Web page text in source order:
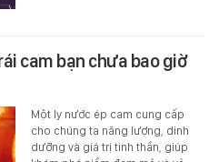
cam bạn chưa bao giờ
Một ly nước ép cam cung cấp
cho chúng ta năng lượng, dinh
dưỡng và giá trị tinh thần, giúp